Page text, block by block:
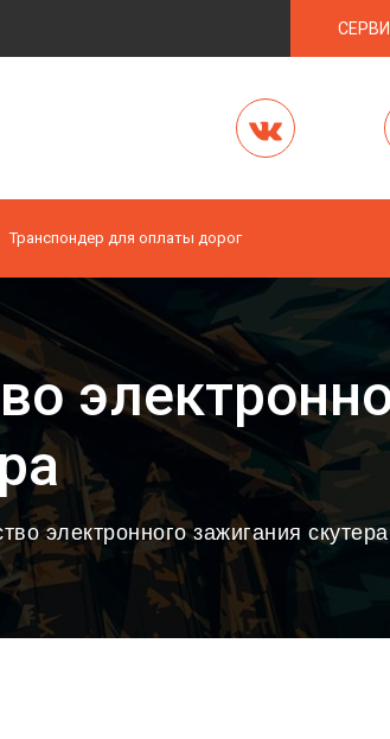
Транспондер для оплаты дорог
электронного зажигания скутера